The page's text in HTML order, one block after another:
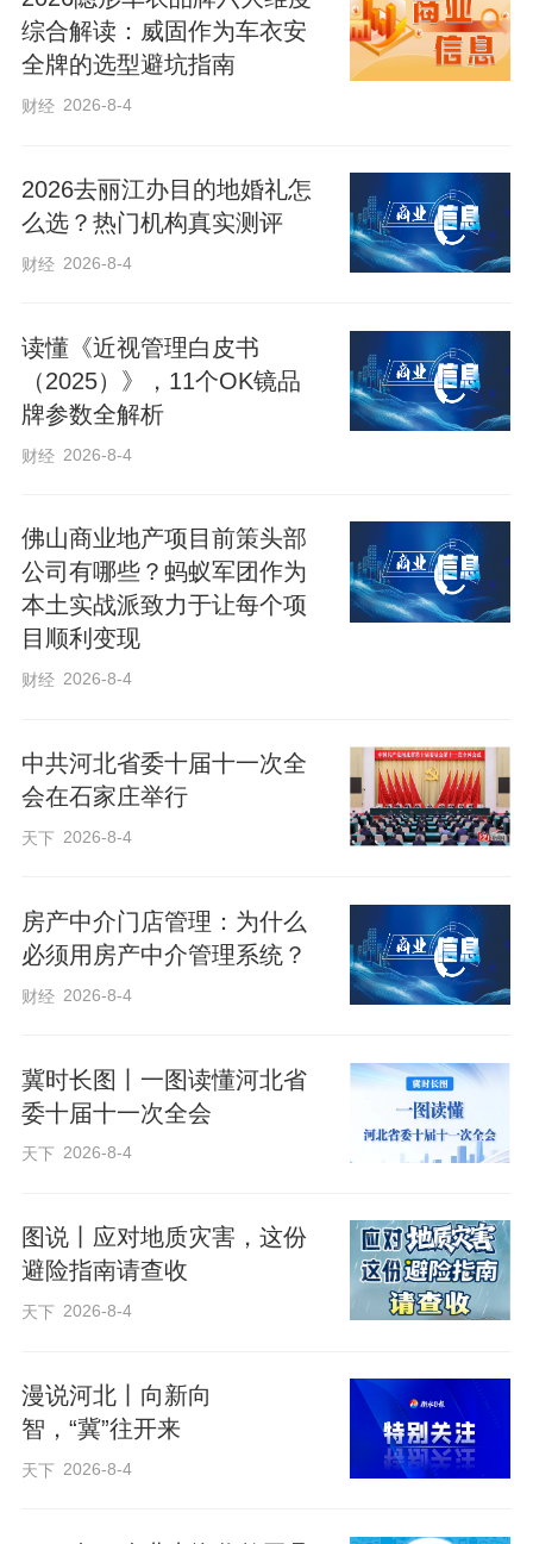
友谊温度。
陪同
高层交往，在中朝关系发展中历来发挥着
最重要的引领和推动作用。习近平总书记
此访期间，金正恩总书记亲自迎送、陪同
友好互动的精彩瞬间一次又一次定格。
当地时间8日12时许，习近平总书记乘坐的
书记和夫人李雪主到机场迎接。习近平总
书记和夫人彭丽媛步出舱门，走下舷梯。
综合解读：威固作为车衣安
全牌的选型避坑指南
财经 2026-8-4
2026去丽江办目的地婚礼怎
么选？热门机构真实测评
财经 2026-8-4
读懂《近视管理白皮书
（2025）》，11个OK镜品
牌参数全解析
财经 2026-8-4
佛山商业地产项目前策头部
公司有哪些？蚂蚁军团作为
本土实战派致力于让每个项
目顺利变现
财经 2026-8-4
中共河北省委十届十一次全
会在石家庄举行
天下 2026-8-4
房产中介门店管理：为什么
必须用房产中介管理系统？
财经 2026-8-4
冀时长图丨一图读懂河北省
委十届十一次全会
天下 2026-8-4
图说丨应对地质灾害，这份
避险指南请查收
天下 2026-8-4
漫说河北丨向新向
智，“冀”往开来
天下 2026-8-4